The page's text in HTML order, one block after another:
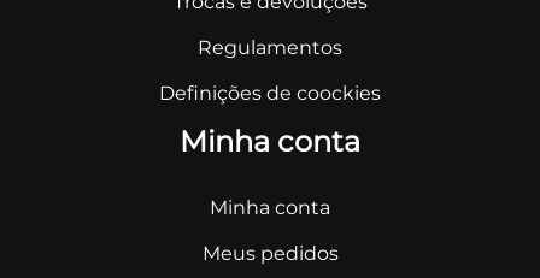
Regulamentos
Definições de coockies
Minha conta
Minha conta
Meus pedidos